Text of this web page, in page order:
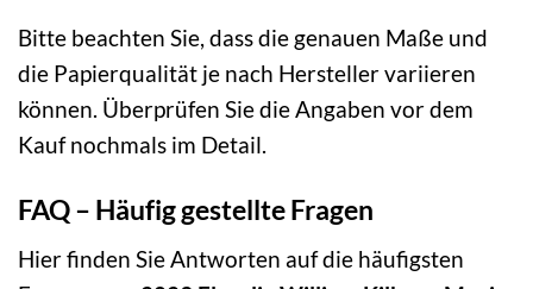
Bitte beachten Sie, dass die genauen Maße und
die Papierqualität je nach Hersteller variieren
können. Überprüfen Sie die Angaben vor dem
Kauf nochmals im Detail.
FAQ – Häufig gestellte Fragen
Hier finden Sie Antworten auf die häufigsten